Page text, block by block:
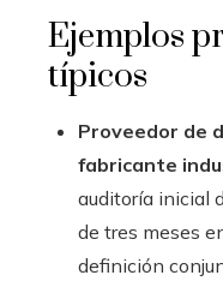
Ejemplos
típicos
Proveedor de
fabricante
auditoría inicial
de tres meses
definición